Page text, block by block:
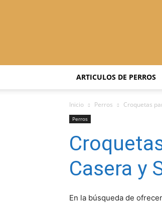
ARTICULOS DE PERROS
Inicio Perros Croquetas
Perros
Casera y
En la búsqueda de